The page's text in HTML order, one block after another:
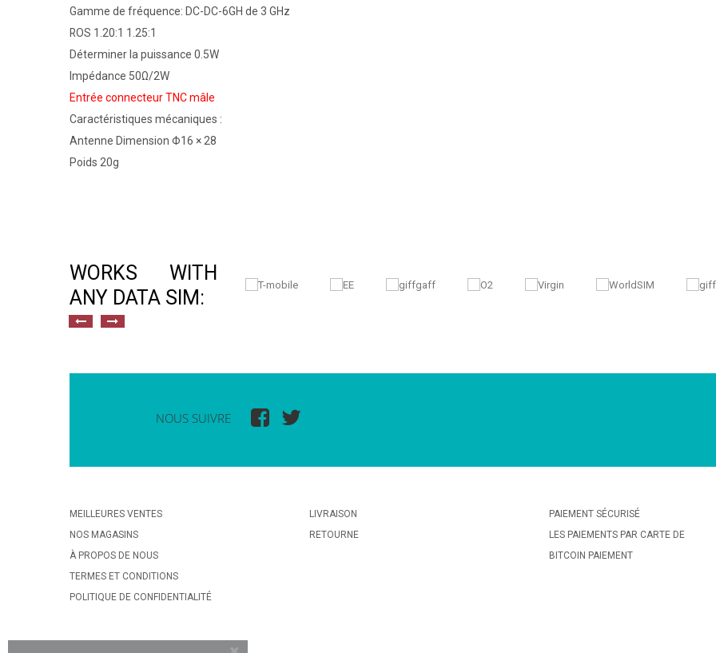
Gamme de fréquence: DC-DC-6GH de 3 GHz
ROS 1.20:1 1.25:1
Déterminer la puissance 0.5W
Impédance 50Ω/2W
Entrée connecteur TNC mâle
Caractéristiques mécaniques :
Antenne Dimension Φ16 × 28
Poids 20g
WORKS WITH
ANY DATA SIM:
NOUS SUIVRE
MEILLEURES VENTES
NOS MAGASINS
À PROPOS DE NOUS
TERMES ET CONDITIONS
POLITIQUE DE CONFIDENTIALITÉ
LIVRAISON
RETOURNE
PAIEMENT SÉCURISÉ
LES PAIEMENTS PAR CARTE DE
BITCOIN PAIEMENT